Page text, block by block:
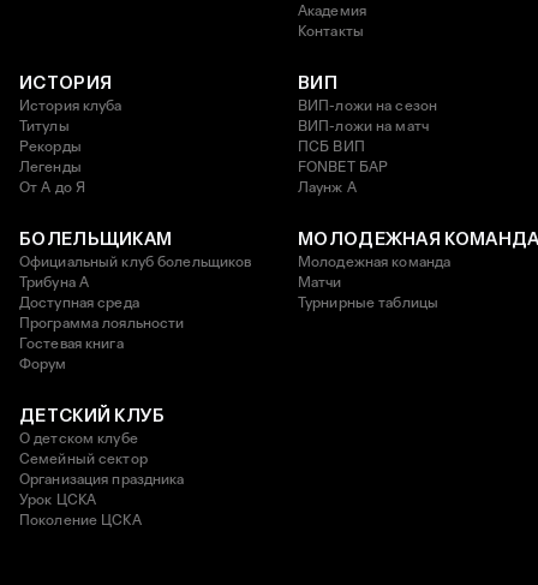
Академия
Контакты
ИСТОРИЯ
История клуба
Титулы
Рекорды
Легенды
От А до Я
ВИП
ВИП-ложи на сезон
ВИП-ложи на матч
ПСБ ВИП
FONBET БАР
Лаунж A
БОЛЕЛЬЩИКАМ
Официальный клуб болельщиков
Трибуна А
Доступная среда
Программа лояльности
Гостевая книга
Форум
МОЛОДЕЖНАЯ
Молодежная команда
Матчи
Турнирные таблицы
ДЕТСКИЙ КЛУБ
О детском клубе
Семейный сектор
Организация праздника
Урок ЦСКА
Поколение ЦСКА